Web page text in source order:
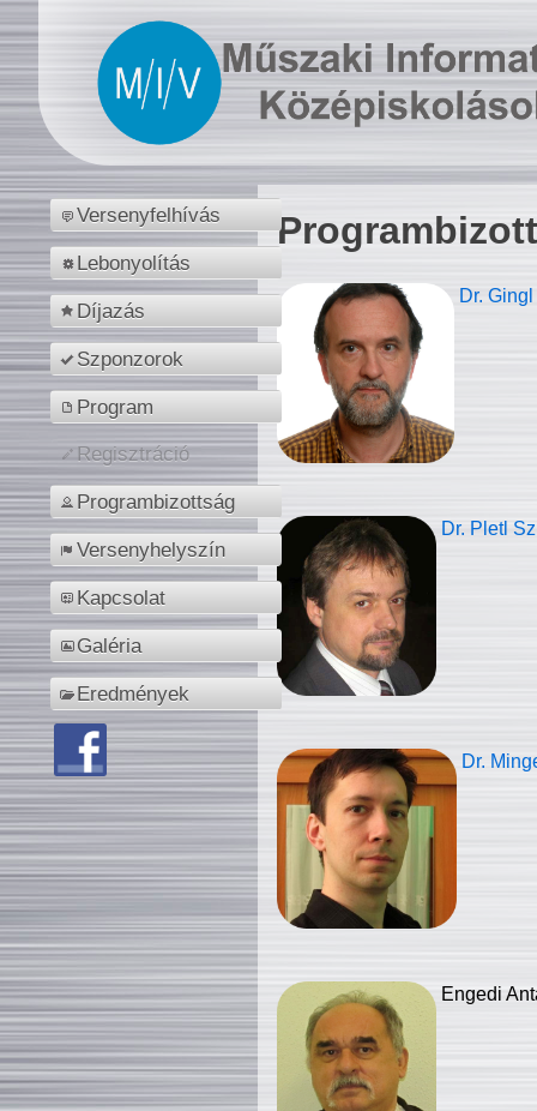
Versenyfelhívás
Lebonyolítás
Díjazás
Szponzorok
Program
Regisztráció
Programbizottság
Versenyhelyszín
Kapcsolat
Galéria
Eredmények
Dr.
Dr. Pletl
Dr.
Engedi